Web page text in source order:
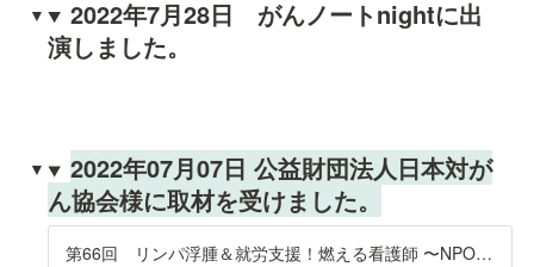
2022年7月28日　がんノートnightに出
演しました。
2022年07月07日 公益財団法人日本対が
ん協会様に取材を受けました。
第66回 リンパ浮腫＆就労支援！燃える看護師 〜NPO法人リンパカフェ 田端 聡さん・ライアン千穂さん〜／木口マリのがんのココロ